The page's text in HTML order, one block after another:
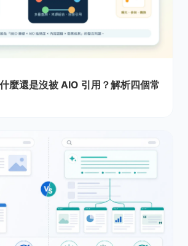
麼還是沒被 AIO 引用？解析四個常